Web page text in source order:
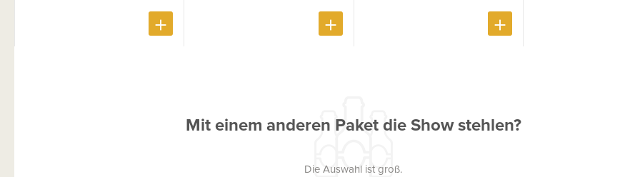
Mit einem anderen Paket die Show stehlen?
Die Auswahl ist groß.